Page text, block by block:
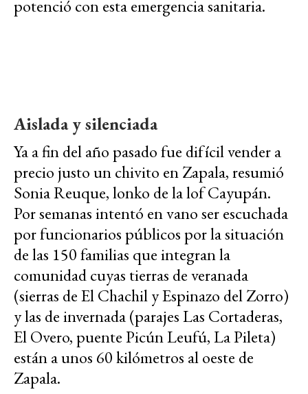
potenció con esta emergencia sanitaria.
Aislada y silenciada
Ya a fin del año pasado fue difícil vender a
precio justo un chivito en Zapala, resumió
Sonia Reuque, lonko de la lof Cayupán.
Por semanas intentó en vano ser escuchada
por funcionarios públicos por la situación
de las 150 familias que integran la
comunidad cuyas tierras de veranada
(sierras de El Chachil y Espinazo del Zorro)
y las de invernada (parajes Las Cortaderas,
El Overo, puente Picún Leufú, La Pileta)
están a unos 60 kilómetros al oeste de
Zapala.